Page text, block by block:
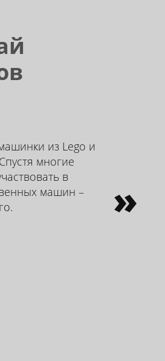
из Lego и
многие
в
машин –
»